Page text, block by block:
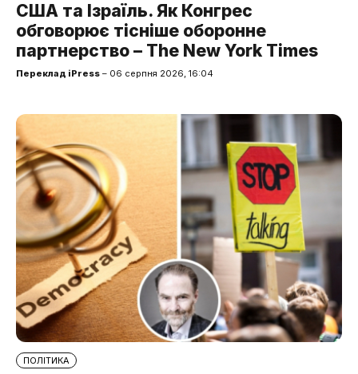
США та Ізраїль. Як Конгрес
обговорює тісніше оборонне
партнерство – The New York Times
Переклад iPress – 06 серпня 2026, 16:04
ПОЛІТИКА